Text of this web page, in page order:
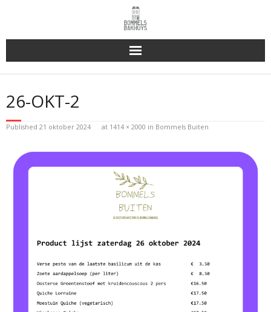
Bakhuys Buiten, verleden heden toekomst
Reserveren & Bestellen
Contact
26-OKT-2
Published 21 oktober 2024 at 1414 × 2000 in Bommels Buiten